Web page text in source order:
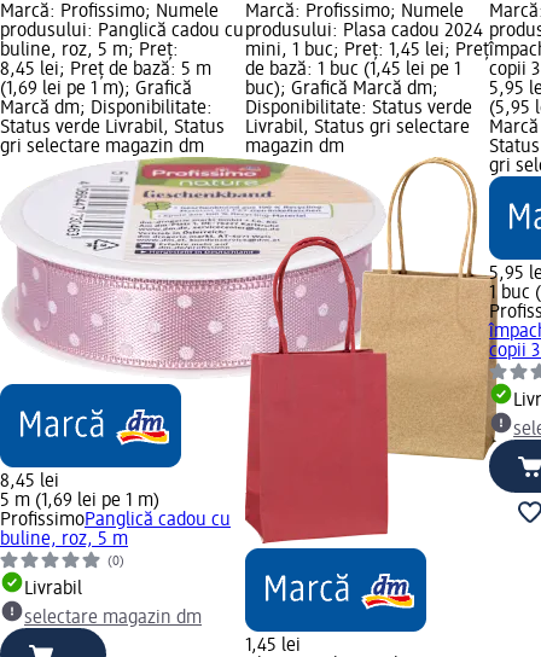
Marcă: Profissimo; Numele
produsului: Panglică cadou cu
buline, roz, 5 m; Preț:
8,45 lei; Preț de bază: 5 m
(1,69 lei pe 1 m); Grafică
Marcă dm; Disponibilitate:
Status verde Livrabil, Status
gri selectare magazin dm
8,45 lei
5 m (1,69 lei pe 1 m)
ProfissimoPanglică cadou cu
buline, roz, 5 m
(0)
Livrabil
selectare magazin dm
Marcă: Profissimo; Numele
produsului: Plasa cadou 2024
mini, 1 buc; Preț: 1,45 lei; Preț
de bază: 1 buc (1,45 lei pe 1
buc); Grafică Marcă dm;
Disponibilitate: Status verde
Livrabil, Status gri selectare
magazin dm
1,45 lei
copii
5,95
(5,95
gri
5,95
1 buc
copii